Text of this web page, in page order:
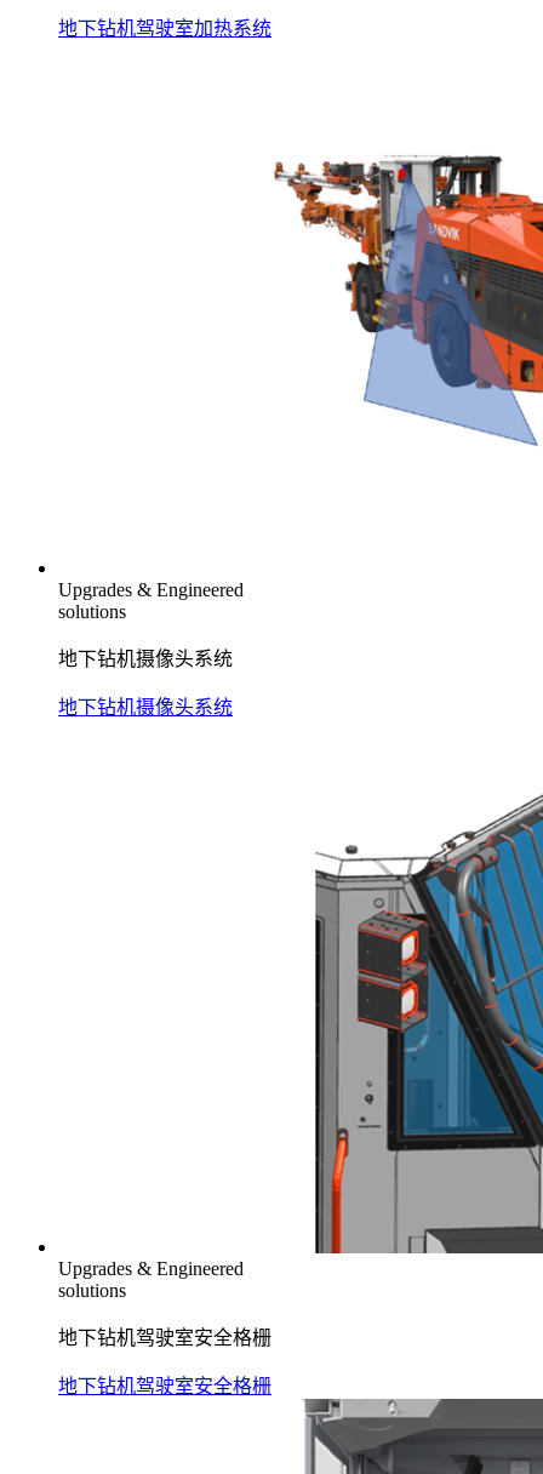
地下钻机驾驶室加热系统
Upgrades & Engineered
solutions
地下钻机摄像头系统
地下钻机摄像头系统
Upgrades & Engineered
solutions
地下钻机驾驶室安全格栅
地下钻机驾驶室安全格栅